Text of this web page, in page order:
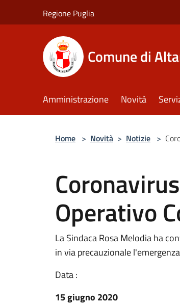
Regione Puglia
Comune di
Amministrazione Novità
Home > Novità > Notizie >
Operativo
La Sindaca Rosa Melodia ha
in via precauzionale
Data :
15 giugno 2020